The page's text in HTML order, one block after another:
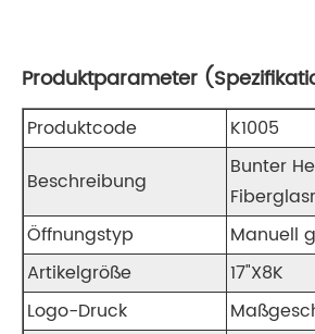
Produktparameter
Produktcode
K1005
Beschreibung
Bunter
Öffnungstyp
Manuell
Artikelgröße
17"X8K
Logo-Druck